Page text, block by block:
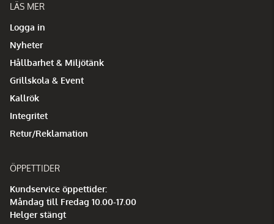
LÄS MER
Logga in
Nyheter
Hållbarhet & Miljötänk
Grillskola & Event
Kallrök
Integritet
Retur/Reklamation
ÖPPETTIDER
Kundservice öppettider:
Måndag till Fredag 10.00-17.00
Helger stängt